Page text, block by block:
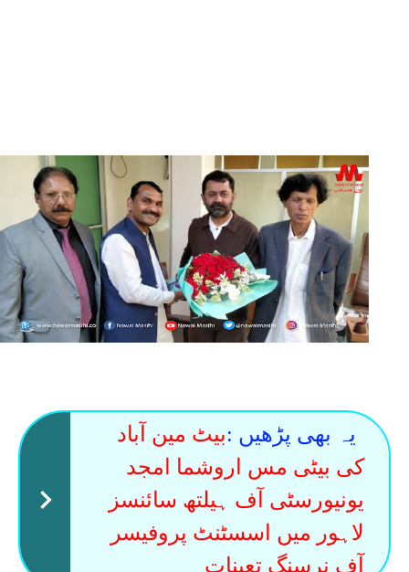
یہ بھی پڑھیں :بیٹ مین آباد
کی بیٹی مس اروشما امجد
یونیورسٹی آف ہیلتھ سائنسز
لاہور میں اسسٹنٹ پروفیسر
آف نرسنگ تعینات